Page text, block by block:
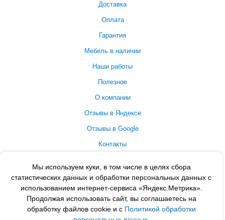
Мы используем куки, в том числе в целях сбора
статистических данных и обработки персональных данных с
использованием интернет-сервиса «Яндекс.Метрика».
Продолжая использовать сайт, вы соглашаетесь на
обработку файлов cookie и с Политикой обработки
Доставка
Оплата
Гарантия
Мебель в наличии
Наши работы
Полезное
О компании
Отзывы в Яндексе
Отзывы в Google
Контакты